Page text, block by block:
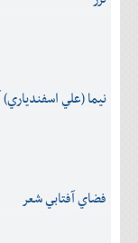
نيما (علي اسفندياري)
فضاي آفتابي شعر